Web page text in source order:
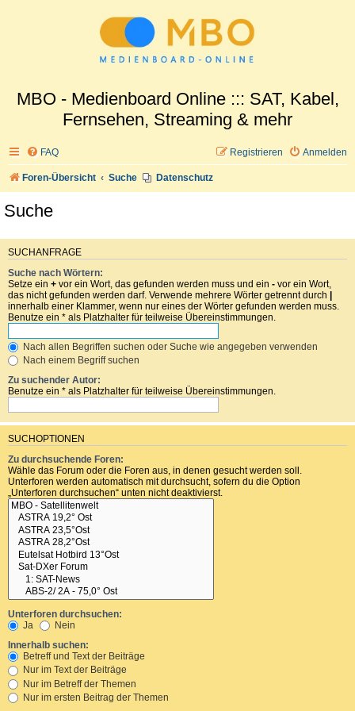
MBO - Medienboard Online ::: SAT, Kabel,
Fernsehen, Streaming & mehr
FAQ Anmelden
Registrieren
Foren-Übersicht Suche Datenschutz
Suche
SUCHANFRAGE
Suche nach Wörtern:
Setze ein + vor ein Wort, das gefunden werden muss und ein - vor ein Wort,
das nicht gefunden werden darf. Verwende mehrere Wörter getrennt durch |
innerhalb einer Klammer, wenn nur eines der Wörter gefunden werden muss.
Benutze ein * als Platzhalter für teilweise Übereinstimmungen.
Nach allen Begriffen suchen oder Suche wie angegeben verwenden
Nach einem Begriff suchen
Zu suchender Autor:
Benutze ein * als Platzhalter für teilweise Übereinstimmungen.
SUCHOPTIONEN
Zu durchsuchende Foren:
Wähle das Forum oder die Foren aus, in denen gesucht werden soll.
Unterforen werden automatisch mit durchsucht, sofern du die Option
„Unterforen durchsuchen“ unten nicht deaktivierst.
Unterforen durchsuchen:
Ja
Nein
Innerhalb suchen:
Betreff und Text der Beiträge
Nur im Text der Beiträge
Nur im Betreff der Themen
Nur im ersten Beitrag der Themen